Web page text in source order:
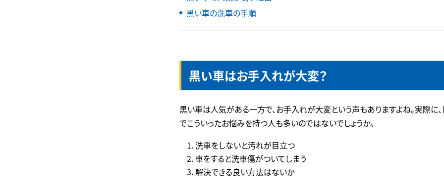
黒い車の洗車の手順
黒い車はお手入れが大変？
黒い車は人気がある一方で、お手入れが大変という声もありますよね。実際に
でこういったお悩みを持つ人も多いのではないでしょうか。
洗車をしないと汚れが目立つ
車をすると洗車傷がついてしまう
解決できる良い方法はないか